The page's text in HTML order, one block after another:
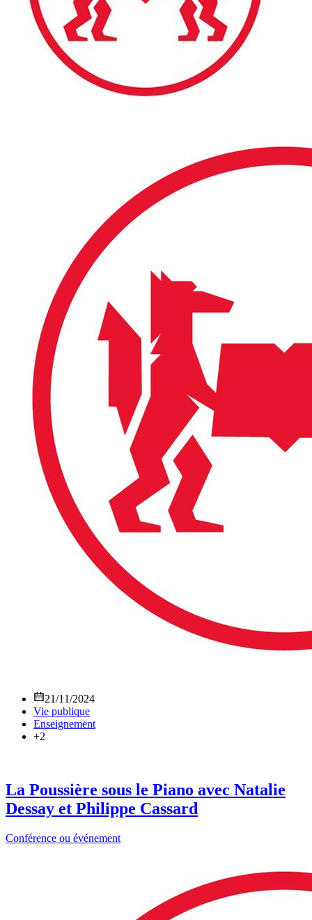
21/11/2024
Vie publique
Enseignement
+2
La Poussière sous le Piano avec Natalie
Dessay et Philippe Cassard
Conférence ou événement